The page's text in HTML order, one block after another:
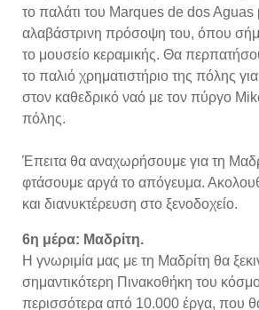
το παλάτι του Marques de dos Aguas
αλαβάστρινη πρόσοψη του, όπου
το μουσείο κεραμικής. Θα
το παλιό χρηματιστήριο της πόλης
στον καθεδρικό ναό με τον πύργο
πόλης.
Έπειτα θα αναχωρήσουμε για τη
φτάσουμε αργά το απόγευμα.
και διανυκτέρευση στο ξενοδοχείο.
6η μέρα: Μαδρίτη.
Η γνωριμία μας με τη Μαδρίτη θα
σημαντικότερη Πινακοθήκη του
περισσότερα από 10.000 έργα, που